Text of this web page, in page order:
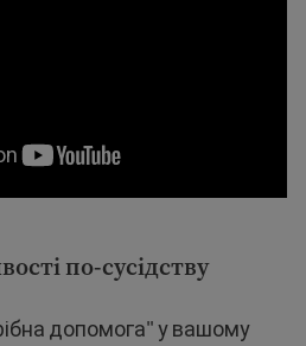
по-сусідству
допомога" у вашому